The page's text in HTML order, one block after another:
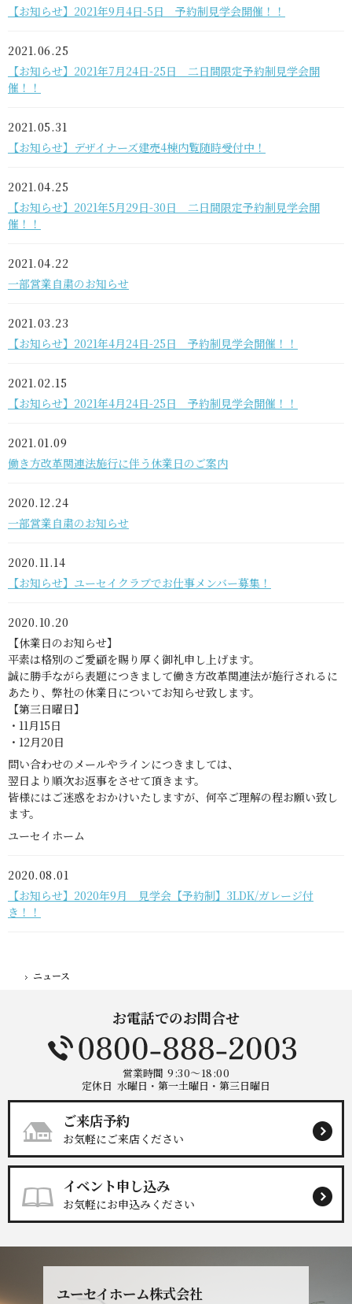
【お知らせ】2021年9月4日-5日 予約制見学会開催！！
2021.06.25
【お知らせ】2021年7月24日-25日 二日間限定予約制見学会開
催！！
2021.05.31
【お知らせ】デザイナーズ建売4棟内覧随時受付中！
2021.04.25
【お知らせ】2021年5月29日-30日 二日間限定予約制見学会開
催！！
2021.04.22
一部営業自粛のお知らせ
2021.03.23
【お知らせ】2021年4月24日-25日 予約制見学会開催！！
2021.02.15
【お知らせ】2021年4月24日-25日 予約制見学会開催！！
2021.01.09
働き方改革関連法施行に伴う休業日のご案内
2020.12.24
一部営業自粛のお知らせ
2020.11.14
【お知らせ】ユーセイクラブでお仕事メンバー募集！
2020.10.20
【休業日のお知らせ】
平素は格別のご愛顧を賜り厚く御礼申し上げます。
誠に勝手ながら表題につきまして働き方改革関連法が施行されるに
あたり、弊社の休業日についてお知らせ致します。
【第三日曜日】
・11月15日
・12月20日
問い合わせのメールやラインにつきましては、
翌日より順次お返事をさせて頂きます。
皆様にはご迷惑をおかけいたしますが、何卒ご理解の程お願い致し
ます。
ユーセイホーム
2020.08.01
【お知らせ】2020年9月 見学会【予約制】3LDK/ガレージ付
き！！
ホーム
ニュース
お電話でのお問合せ
営業時間 9:30～18:00
定休日 水曜日・第一土曜日・第三日曜日
ご来店予約
お気軽にご来店ください
イベント申し込み
お気軽にお申込みください
ユーセイホーム株式会社